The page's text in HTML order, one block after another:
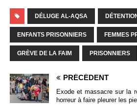
DÉLUGE AL-AQSA
ENFANTS PRISONNIERS FEMMES
GRÈVE DE LA FAIM PRISONNIERS
PRÉCÉDENT
Exode et massacre sur la
horreur à faire pleurer les